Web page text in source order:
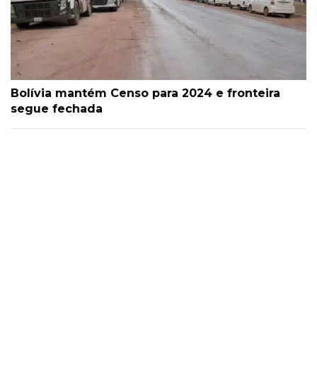
Bolívia mantém Censo para 2024 e fronteira
segue fechada